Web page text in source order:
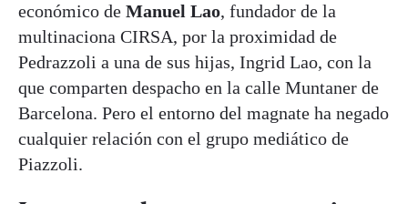
económico de Manuel Lao, fundador de la
multinaciona CIRSA, por la proximidad de
Pedrazzoli a una de sus hijas, Ingrid Lao, con la
que comparten despacho en la calle Muntaner de
Barcelona. Pero el entorno del magnate ha negado
cualquier relación con el grupo mediático de
Piazzoli.